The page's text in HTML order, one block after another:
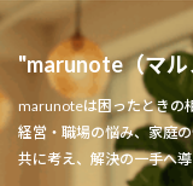
"marunote（マ
marunoteは困ったときの
経営・職場の悩み、家庭
共に考え、解決の一手へ